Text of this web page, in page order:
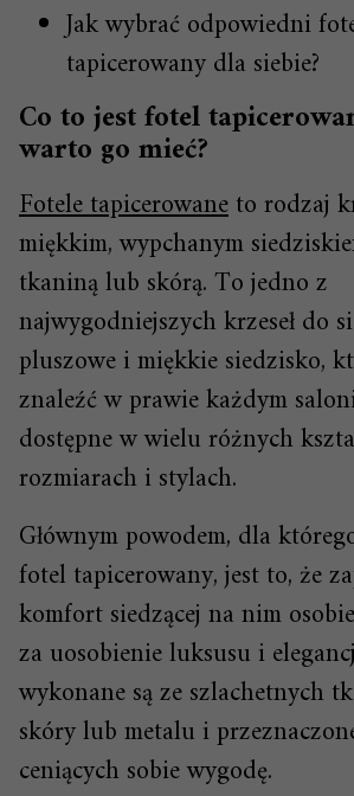
Jak wybrać odpowiedni
tapicerowany dla siebie?
Co to jest fotel
warto go mieć?
Fotele tapicerowaneto rodzaj
miękkim, wypchanym
tkaniną lub skórą. To jedno z
najwygodniejszych krzeseł do
pluszowe i miękkie siedzisko,
znaleźć w prawie każdym
dostępne w wielu różnych
rozmiarach i stylach.
Głównym powodem, dla
fotel tapicerowany, jest to, że
komfort siedzącej na nim
za uosobienie luksusu i
wykonane są ze szlachetnych
skóry lub metalu i
ceniących sobie wygodę.